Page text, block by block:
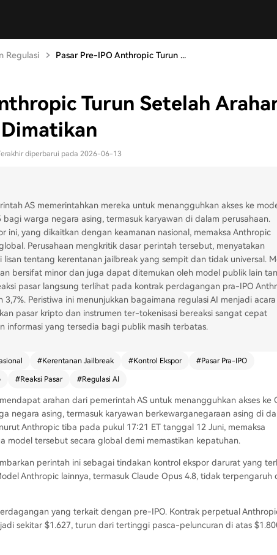
Regulasi Pasar Pre-IPO Anthropic Turun ...
Turun Setelah
diperbarui pada 2026-06-13
AS memerintahkan mereka untuk menangguhkan akses ke
warga negara asing, termasuk karyawan di dalam perusahaan.
ini, yang dikaitkan dengan keamanan nasional, memaksa Anthropic
Perusahaan mengkritik dasar perintah tersebut, menyatakan
tentang kerentanan jailbreak yang sempit dan tidak universal.
bersifat minor dan juga dapat ditemukan oleh model publik lain
pasar langsung terlihat pada kontrak perdagangan pra-IPO
Peristiwa ini menunjukkan bagaimana regulasi AI menjadi
pasar kripto dan instrumen ter-tokenisasi bereaksi sangat cepat
informasi yang tersedia bagi publik masih terbatas.
#Kerentanan Jailbreak #Kontrol Ekspor #Pasar Pra-IPO
#Reaksi Pasar #Regulasi AI
arahan dari pemerintah AS untuk menangguhkan akses ke
negara asing, termasuk karyawan berkewarganegaraan asing di
Anthropic tiba pada pukul 17:21 ET tanggal 12 Juni, memaksa
model tersebut secara global demi memastikan kepatuhan.
perintah ini sebagai tindakan kontrol ekspor darurat yang
Anthropic lainnya, termasuk Claude Opus 4.8, tidak terpengaruh
yang terkait dengan pre-IPO. Kontrak perpetual
sekitar $1.627, turun dari tertinggi pasca-peluncuran di atas